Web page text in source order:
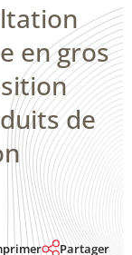
en gros
de
Partager